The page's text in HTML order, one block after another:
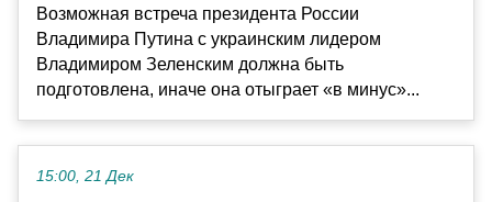
Возможная встреча президента России
Владимира Путина с украинским лидером
Владимиром Зеленским должна быть
подготовлена, иначе она отыграет «в минус»...
15:00, 21 Дек